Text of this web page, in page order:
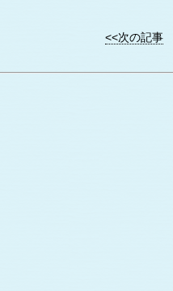
<<次の記事